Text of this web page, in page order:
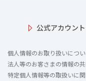
相続
公式アカウント
個人情報のお取り扱いにつ
法人等のお客さまの情報の
特定個人情報等の取扱いに